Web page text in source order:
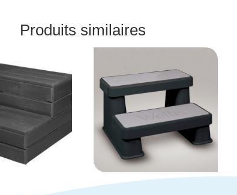
Produits similaires
Marche pied